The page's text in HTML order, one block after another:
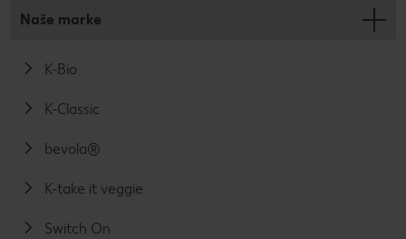
Naše marke
K-Bio
K-Classic
bevola®
K-take it veggie
Switch On